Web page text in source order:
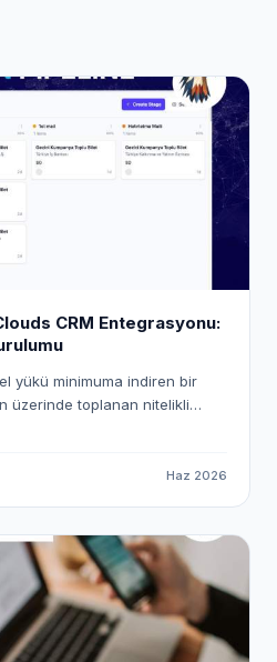
CRM Entegrasyonu:
yükü minimuma indiren bir
üzerinde toplanan nitelikli
uçtan uca dijital bir köprüHaz 2026